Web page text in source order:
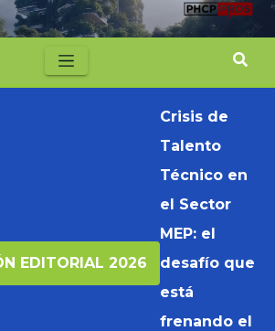
EDITORIAL 2026
Crisis de
Talento
Técnico en
el Sector
MEP: el
desafío que
está
frenando el